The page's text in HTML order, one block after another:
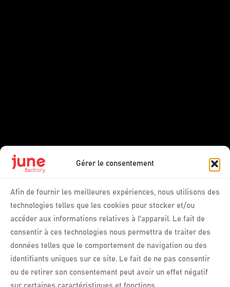
Gérer le consentement
Afin de fournir les meilleures expériences, nous utilisons des
technologies telles que les cookies pour stocker et/ou
accéder aux informations relatives à l'appareil. Le fait de
consentir à ces technologies nous permettra de traiter des
données telles que le comportement de navigation ou des
identifiants uniques sur ce site. Le fait de ne pas consentir
ou de retirer son consentement peut avoir un effet négatif